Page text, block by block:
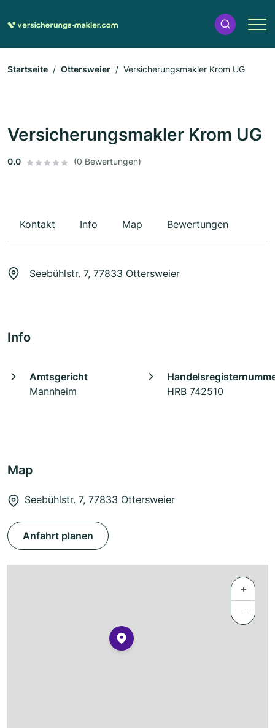
Startseite Ottersweier Versicherungsmakler Krom UG
Versicherungsmakler Krom UG
0.0 (0 Bewertungen)
Kontakt Info Map Bewertungen
Seebühlstr. 7, 77833 Ottersweier
Info
Amtsgericht
Mannheim
HRB 742510
Map
Seebühlstr. 7, 77833 Ottersweier
Anfahrt planen
+
−